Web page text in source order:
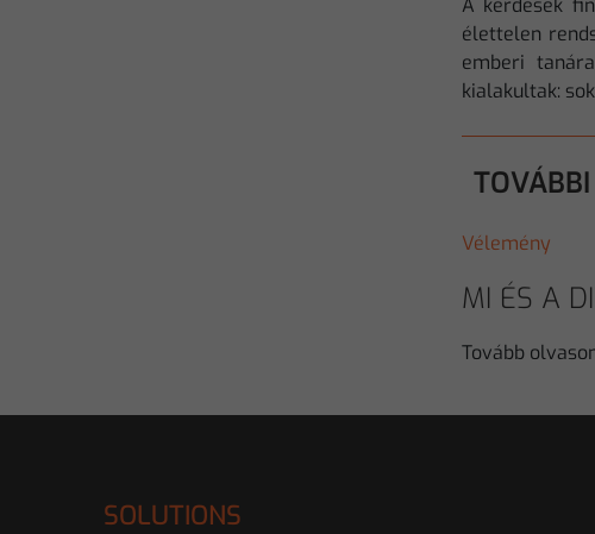
A kérdések
élettelen
emberi
kialakultak:
Vélemény
MI ÉS A
Tovább
SOLUTIONS